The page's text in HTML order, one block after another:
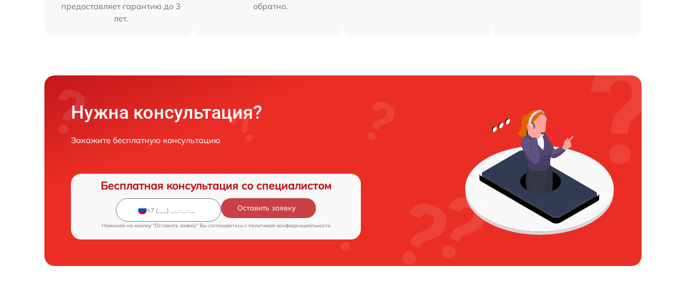
предоставляет гарантию до 3
лет.
обратно.
Нужна консультация?
Закажите бесплатную консультацию
Бесплатная консультация со специалистом
Оставить заявку
Нажимая на кнопку "Оставить заявку" Вы соглашаетесь c политикой конфиденциальности